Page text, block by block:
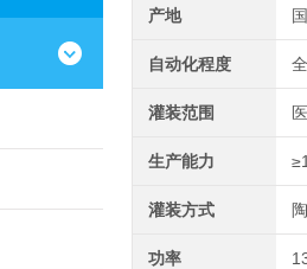
产地
自动化程度
灌装范围
生产能力
灌装方式
功率